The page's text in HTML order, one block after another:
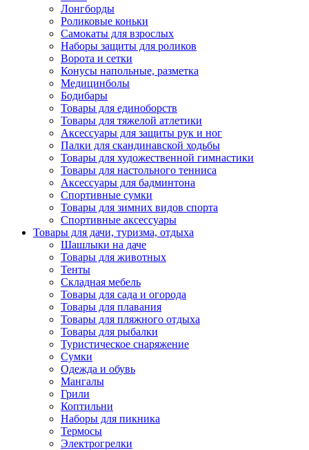
Лонгборды
Роликовые коньки
Самокаты для взрослых
Наборы защиты для роликов
Ворота и сетки
Конусы напольные, разметка
Медицинболы
Бодибары
Товары для единоборств
Товары для тяжелой атлетики
Аксессуары для защиты рук и ног
Палки для скандинавской ходьбы
Товары для художественной гимнастики
Товары для настольного тенниса
Аксессуары для бадминтона
Спортивные сумки
Товары для зимних видов спорта
Спортивные аксессуары
Товары для дачи, туризма, отдыха
Шашлыки на даче
Товары для животных
Тенты
Складная мебель
Товары для сада и огорода
Товары для плавания
Товары для пляжного отдыха
Товары для рыбалки
Туристическое снаряжение
Сумки
Одежда и обувь
Мангалы
Грили
Коптильни
Наборы для пикника
Термосы
Электрогрелки